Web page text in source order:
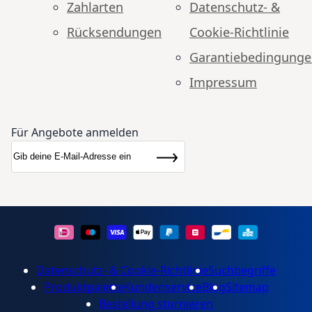
Zahlarten
Rücksendungen
Datenschutz- &
Cookie-Richtlinie
Impressum
Für Angebote anmelden
Newsletter
Abonnieren
Datenschutz- & Cookie-RichtlinieSuchbegriffe
ProduktpaletteKundenserviceBlogSitemap
Bestellung stornieren